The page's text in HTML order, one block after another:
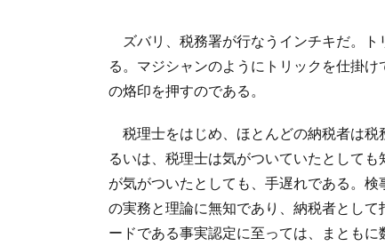
ズバリ、税務署が行なうインチキだ。ト
る。マジシャンのようにトリックを仕掛
の烙印を押すのである。
税理士をはじめ、ほとんどの納税者は税
るいは、税理士は気がついていたとして
が気がついたとしても、手遅れである。
の実務と理論に無知であり、納税者とし
ードである事実認定に至っては、まとも